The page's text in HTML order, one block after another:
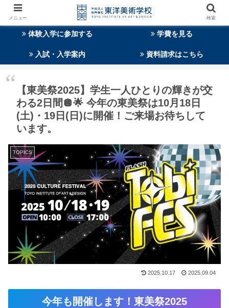
体験入学に参加する 学費を見る
入試・入学案内 資料請求はこちら
【東美祭2025】学生一人ひとりの輝きが交
わる2日間🪩🌟 今年の東美祭は10月18日
(土)・19日(日)に開催！ご来場お待ちして
います。
TOPICS
2025.10.17 2025.09.04
今年も開催します！東美祭2025
メニュー 検索